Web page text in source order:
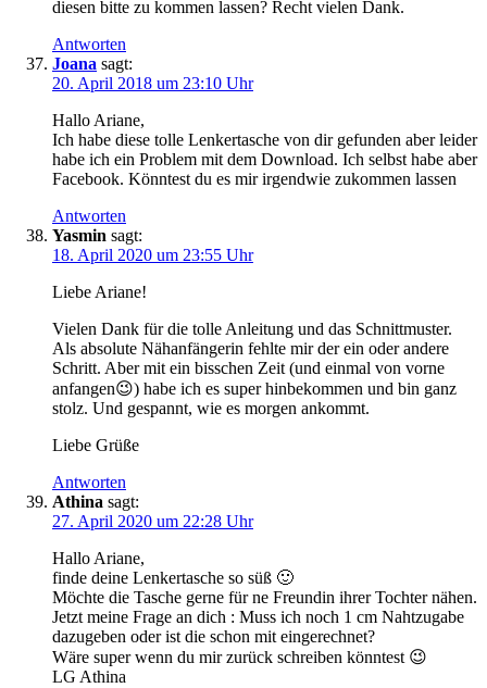
diesen bitte zu kommen lassen? Recht vielen Dank.
Antworten
Joana sagt:
20. April 2018 um 23:10 Uhr
Hallo Ariane,
Ich habe diese tolle Lenkertasche von dir gefunden aber leider
habe ich ein Problem mit dem Download. Ich selbst habe aber
Facebook. Könntest du es mir irgendwie zukommen lassen
Antworten
Yasmin sagt:
18. April 2020 um 23:55 Uhr
Liebe Ariane!
Vielen Dank für die tolle Anleitung und das Schnittmuster.
Als absolute Nähanfängerin fehlte mir der ein oder andere
Schritt. Aber mit ein bisschen Zeit (und einmal von vorne
anfangen😉) habe ich es super hinbekommen und bin ganz
stolz. Und gespannt, wie es morgen ankommt.
Liebe Grüße
Antworten
Athina sagt:
27. April 2020 um 22:28 Uhr
Hallo Ariane,
finde deine Lenkertasche so süß 🙂
Möchte die Tasche gerne für ne Freundin ihrer Tochter nähen.
Jetzt meine Frage an dich : Muss ich noch 1 cm Nahtzugabe
dazugeben oder ist die schon mit eingerechnet?
Wäre super wenn du mir zurück schreiben könntest 😉
LG Athina